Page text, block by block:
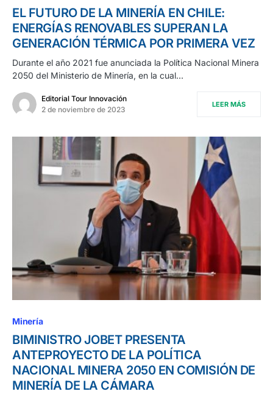
EL FUTURO DE LA MINERÍA EN CHILE:
ENERGÍAS RENOVABLES SUPERAN LA
GENERACIÓN TÉRMICA POR PRIMERA VEZ
Durante el año 2021 fue anunciada la Política Nacional Minera
2050 del Ministerio de Minería, en la cual…
Editorial Tour Innovación
2 de noviembre de 2023
LEER MÁS
Minería
BIMINISTRO JOBET PRESENTA
ANTEPROYECTO DE LA POLÍTICA
NACIONAL MINERA 2050 EN COMISIÓN DE
MINERÍA DE LA CÁMARA